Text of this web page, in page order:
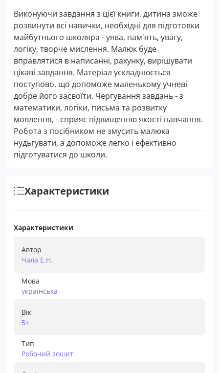
Виконуючи завдання з цієї книги, дитина зможе
розвинути всі навички, необхідні для підготовки
майбутнього школяра - уява, пам'ять, увагу,
логіку, творче мислення. Малюк буде
вправлятися в написанні, рахунку, вирішувати
цікаві завдання. Матеріал ускладнюється
поступово, що допоможе маленькому учневі
добре його засвоїти. Чергування завдань - з
математики, логіки, письма та розвитку
мовлення, - сприяє підвищенню якості навчання.
Робота з посібником не змусить малюка
нудьгувати, а допоможе легко і ефективно
підготуватися до школи.
Характеристики
Характеристики
Автор
Чала Е.Н.
Мова
українська
Вік
5+
Тип
Робочий зошит